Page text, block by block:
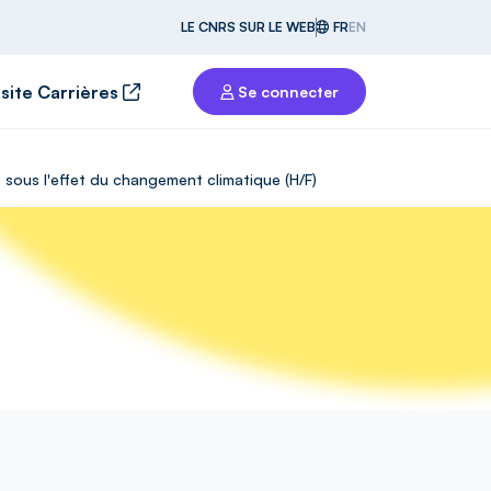
LE CNRS SUR LE WEB FREN
Carrières Se connecter
l'effet du changement climatique (H/F)